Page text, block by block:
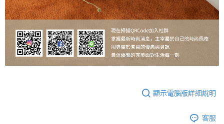
顯示電腦版詳細說明
客服